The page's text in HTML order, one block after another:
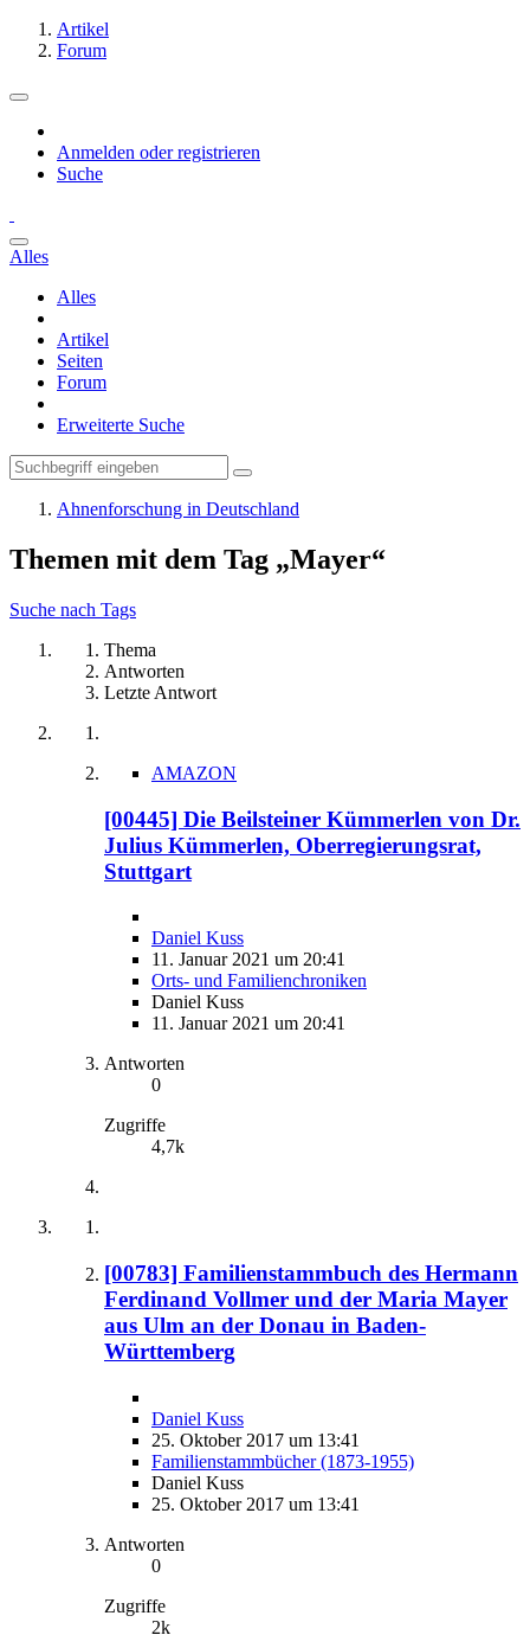
Artikel
Forum
Anmelden oder registrieren
Suche
Alles
Alles
Artikel
Seiten
Forum
Erweiterte Suche
Ahnenforschung in Deutschland
Themen mit dem Tag „Mayer“
Suche nach Tags
Thema
Antworten
Letzte Antwort
AMAZON
[00445] Die Beilsteiner Kümmerlen von Dr.
Julius Kümmerlen, Oberregierungsrat,
Stuttgart
Daniel Kuss
11. Januar 2021 um 20:41
Orts- und Familienchroniken
Daniel Kuss
11. Januar 2021 um 20:41
Antworten
0
Zugriffe
4,7k
[00783] Familienstammbuch des Hermann
Ferdinand Vollmer und der Maria Mayer
aus Ulm an der Donau in Baden-
Württemberg
Daniel Kuss
25. Oktober 2017 um 13:41
Familienstammbücher (1873-1955)
Daniel Kuss
25. Oktober 2017 um 13:41
Antworten
0
Zugriffe
2k